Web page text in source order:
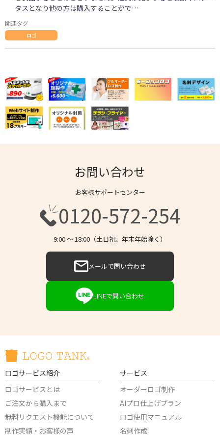
タスとなり他の方は購入することがで…
関連タグ
ロゴ
お問い合わせ
お客様サポートセンター
0120-572-254
9:00 〜 18:00（土日祝、年末年始除く）
メールで問い合わせ
LINEで問い合わせ
ロゴサービス紹介
ロゴサービスとは
ご注文から購入まで
無料リクエスト機能について
制作実績・お客様の声
サービス
オーダーロゴ制作
AIプロ仕上げプラン
ロゴ使用マニュアル
名刺作成